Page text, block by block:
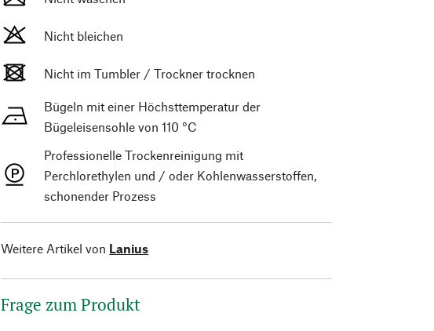
Nicht bleichen
Nicht im Tumbler / Trockner trocknen
Bügeln mit einer Höchsttemperatur der
Bügeleisensohle von 110 °C
Professionelle Trockenreinigung mit
Perchlorethylen und / oder Kohlenwasserstoffen,
schonender Prozess
Weitere Artikel von Lanius
Frage zum Produkt